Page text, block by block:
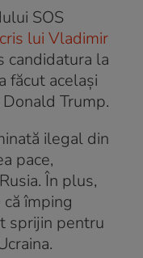
SOS
lui Vladimir
candidatura la
făcut același
Trump.
ilegal din
pace,
În plus,
că împing
sprijin pentru